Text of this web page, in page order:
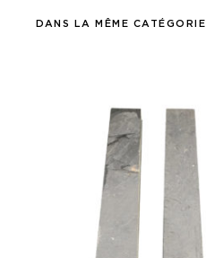
DANS LA MÊME CATÉGORIE